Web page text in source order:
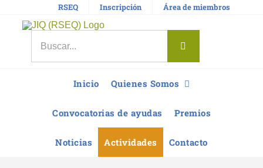
RSEQ Inscripción Área de miembros
Inicio Quienes Somos
Convocatorias de ayudas Premios
Noticias Actividades Contacto